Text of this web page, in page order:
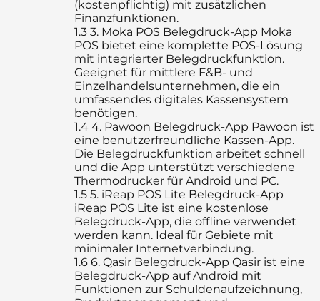
(kostenpflichtig) mit zusätzlichen
Finanzfunktionen.
1.3 3. Moka POS Belegdruck-App Moka
POS bietet eine komplette POS-Lösung
mit integrierter Belegdruckfunktion.
Geeignet für mittlere F&B- und
Einzelhandelsunternehmen, die ein
umfassendes digitales Kassensystem
benötigen.
1.4 4. Pawoon Belegdruck-App Pawoon ist
eine benutzerfreundliche Kassen-App.
Die Belegdruckfunktion arbeitet schnell
und die App unterstützt verschiedene
Thermodrucker für Android und PC.
1.5 5. iReap POS Lite Belegdruck-App
iReap POS Lite ist eine kostenlose
Belegdruck-App, die offline verwendet
werden kann. Ideal für Gebiete mit
minimaler Internetverbindung.
1.6 6. Qasir Belegdruck-App Qasir ist eine
Belegdruck-App auf Android mit
Funktionen zur Schuldenaufzeichnung,